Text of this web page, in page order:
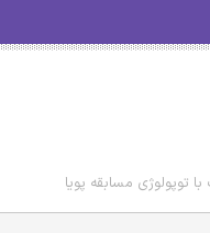
توپولوژی مسابقه پویا